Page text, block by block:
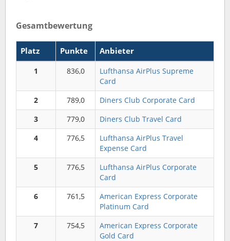
Gesamtbewertung
Platz Punkte Anbieter
1 836,0
Lufthansa AirPlus Supreme
Card
2
789,0
Diners Club Corporate Card
3
779,0
Diners Club Travel Card
4
776,5
Lufthansa AirPlus Travel
Expense Card
5
776,5
Lufthansa AirPlus Corporate
Card
6
761,5
American Express Corporate
Platinum Card
7
754,5
American Express Corporate
Gold Card